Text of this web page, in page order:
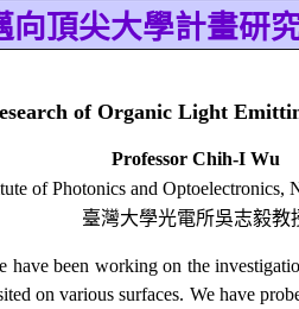
向頂尖大學計畫研
of Organic Light
Professor Chih-I Wu
of Photonics and Optoelectronics,
臺灣大學光電所吳志毅教
have been working on the
on various surfaces. We have